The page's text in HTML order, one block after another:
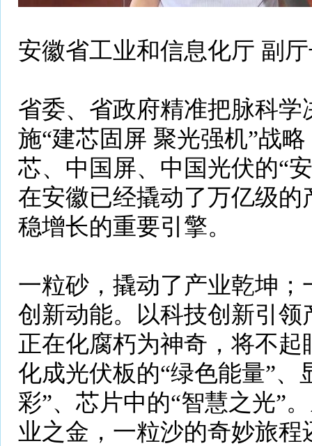
安徽省工业和信息化厅 副
省委、省政府精准把脉科学
施“建芯固屏 聚光强机”战
芯、中国屏、中国光伏的“
在安徽已经撬动了万亿级的
稳增长的重要引擎。
一粒砂，撬动了产业乾坤；
创新动能。以科技创新引领
正在化腐朽为神奇，将不起
化成光伏板的“绿色能量”、
彩”、芯片中的“智慧之光”
业之金，一粒沙的奇妙旅程